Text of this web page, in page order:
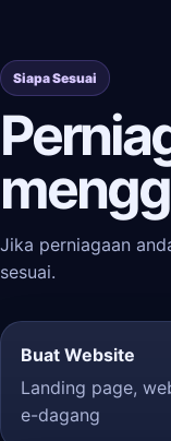
Siapa Sesuai
Jika perniagaan
sesuai.
Buat Website
Landing page,
e-dagang